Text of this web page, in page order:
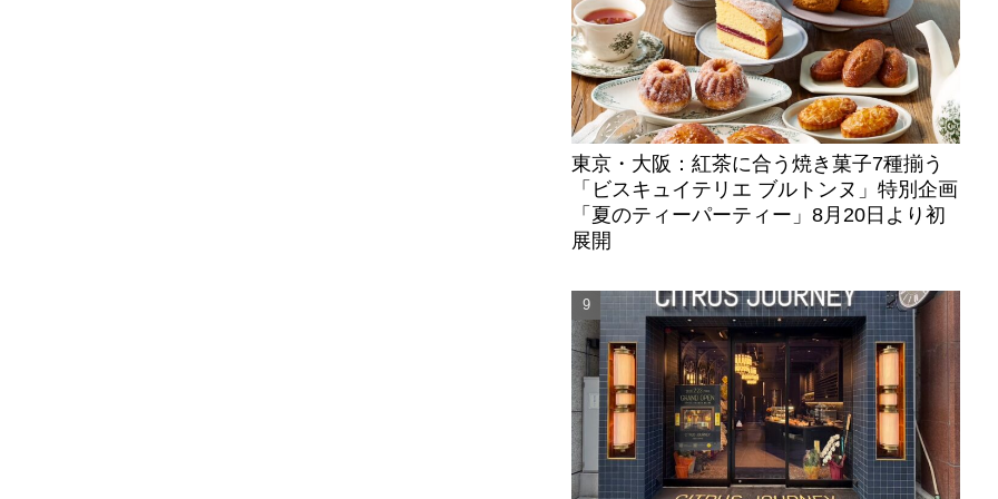
東京・大阪：紅茶に合う焼き菓子7種揃う
「ビスキュイテリエ ブルトンヌ」特別企画
「夏のティーパーティー」8月20日より初
展開